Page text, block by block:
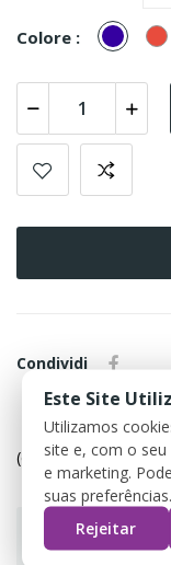
Colore : Marinho
Condividi
Política de
(editar com o
Este Site
Utilizamos
site e, com o
e marketing.
suas preferências.
Rejeitar